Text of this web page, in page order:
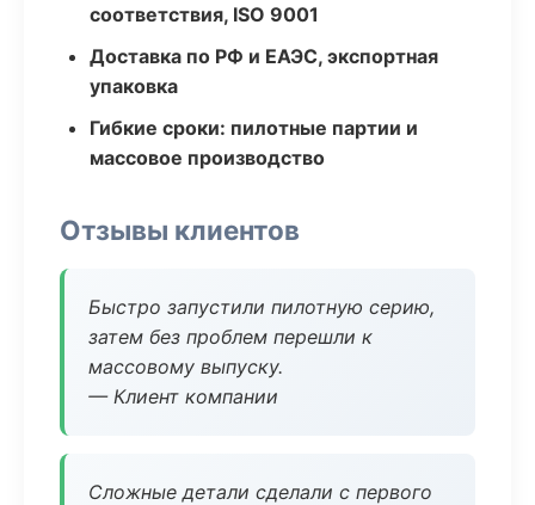
соответствия, ISO 9001
Доставка по РФ и ЕАЭС, экспортная
упаковка
Гибкие сроки: пилотные партии и
массовое производство
Отзывы клиентов
Быстро запустили пилотную серию,
затем без проблем перешли к
массовому выпуску.
— Клиент компании
Сложные детали сделали с первого